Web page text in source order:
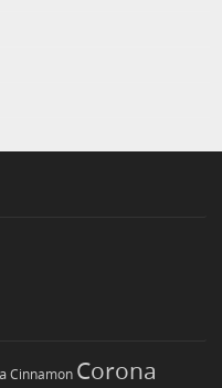
Cinnamon Corona